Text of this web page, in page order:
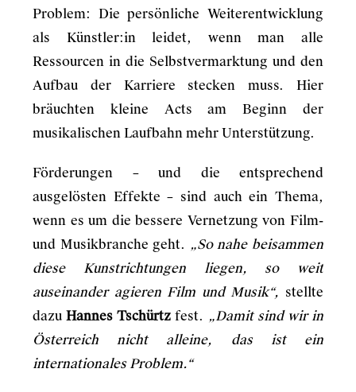
Problem: Die persönliche Weiterentwicklung
als Künstler:in leidet, wenn man alle
Ressourcen in die Selbstvermarktung und den
Aufbau der Karriere stecken muss. Hier
bräuchten kleine Acts am Beginn der
musikalischen Laufbahn mehr Unterstützung.
Förderungen – und die entsprechend
ausgelösten Effekte – sind auch ein Thema,
wenn es um die bessere Vernetzung von Film-
und Musikbranche geht. „So nahe beisammen
diese Kunstrichtungen liegen, so weit
auseinander agieren Film und Musik“, stellte
dazuHannes Tschürtz fest. „Damit sind wir in
Österreich nicht alleine, das ist ein
internationales Problem.“